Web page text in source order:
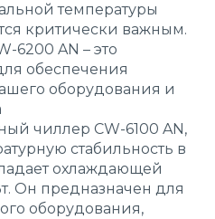
температуры
критически важным.
6200 AN – это
обеспечения
оборудования и
чиллер CW-6100 AN,
стабильность в
охлаждающей
Он предназначен для
оборудования,